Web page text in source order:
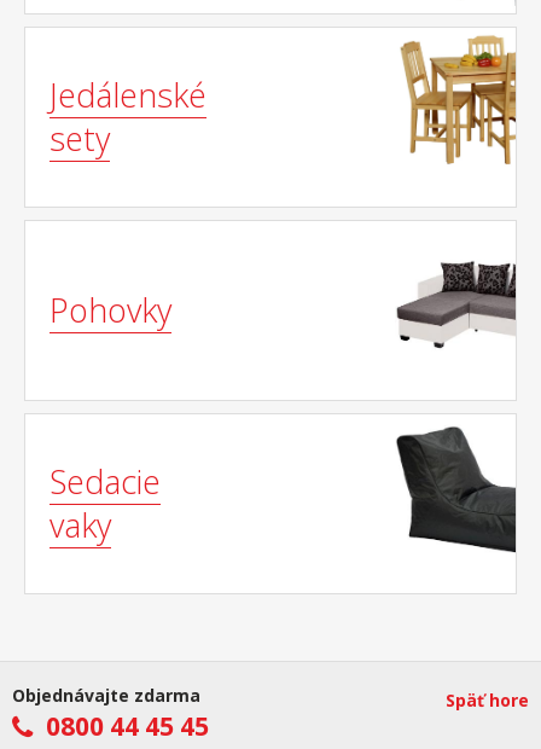
Jedálenské
sety
Pohovky
Sedacie
vaky
Objednávajte zdarma
0800 44 45 45
Späť hore